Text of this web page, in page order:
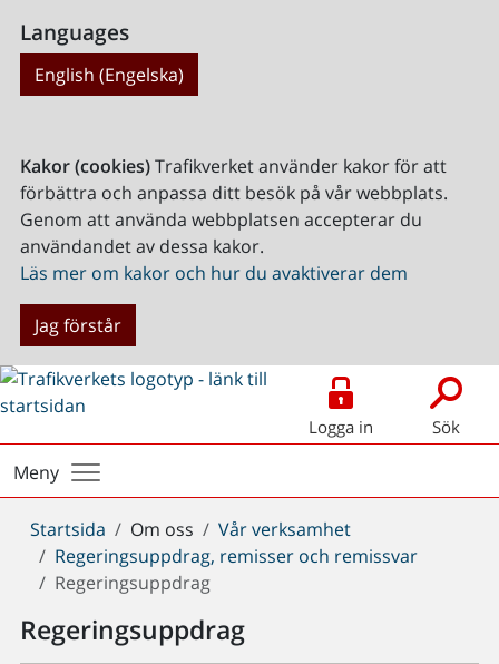
Languages
English (Engelska)
Kakor (cookies)Trafikverket använder kakor för att
förbättra och anpassa ditt besök på vår webbplats.
Genom att använda webbplatsen accepterar du
användandet av dessa kakor.
Läs mer om kakor och hur du avaktiverar dem
Jag förstår
Logga in Sök
Meny
Du
är
här:
Startsida Om oss
Vår verksamhet
Regeringsuppdrag, remisser och remissvar
Regeringsuppdrag
Regeringsuppdrag